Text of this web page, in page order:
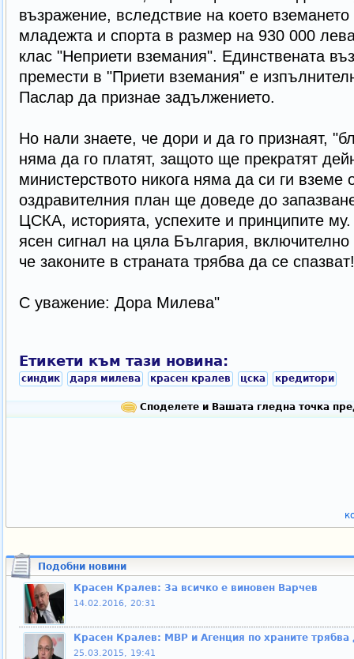
възражение, вследствие на което
младежта и спорта в размер на 930 000
клас "Неприети вземания". Единствената
премести в "Приети вземания" е
Паслар да признае задължението.
Но нали знаете, че дори и да го признаят,
няма да го платят, защото ще прекратят
министерството никога няма да си ги вземе
оздравителния план ще доведе до
ЦСКА, историята, успехите и принципите
ясен сигнал на цяла България, включително
че законите в страната трябва да се спазват!
С уважение: Дора Милева"
Етикети към тази новина:
синдик даря милева красен кралев цска кредитори
Споделете и Вашата гледна точка
Подобни новини
Красен Кралев: За всичко е виновен Варчев
14.02.2016, 20:31
Красен Кралев: МВР и Агенция по храните трябва
25.03.2015, 19:41